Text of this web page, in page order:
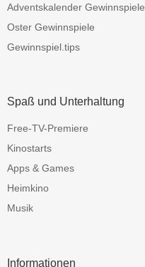
Adventskalender Gewinnspiele
Oster Gewinnspiele
Gewinnspiel.tips
Spaß und Unterhaltung
Free-TV-Premiere
Kinostarts
Apps & Games
Heimkino
Musik
Informationen